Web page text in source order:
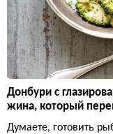
Донбури с
жина, который
Думаете, готовить